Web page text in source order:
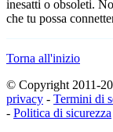
inesatti o obsoleti.
che tu possa
Torna all'inizio
© Copyright 2011-
privacy - Termini di
- Politica di sicurezza